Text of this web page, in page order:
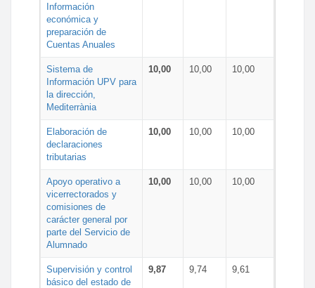
Información
económica y
preparación de
Cuentas Anuales
Sistema de
Información UPV para
la dirección,
Mediterrània
10,00 10,00 10,00
Elaboración de
declaraciones
tributarias
10,00 10,00 10,00
Apoyo operativo a
vicerrectorados y
comisiones de
carácter general por
parte del Servicio de
Alumnado
10,00 10,00 10,00
Supervisión y control
básico del estado de
9,87 9,74 9,61